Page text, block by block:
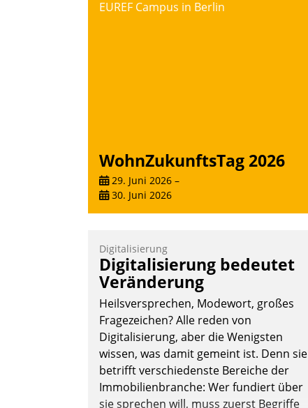
EUREF Campus in Berlin
WohnZukunftsTag 2026
29. Juni 2026 –
30. Juni 2026
Digitalisierung
Digitalisierung bedeutet
Veränderung
Heilsversprechen, Modewort, großes
Fragezeichen? Alle reden von
Digitalisierung, aber die Wenigsten
wissen, was damit gemeint ist. Denn sie
betrifft verschiedenste Bereiche der
Immobilienbranche: Wer fundiert über
sie sprechen will, muss zuerst Begriffe